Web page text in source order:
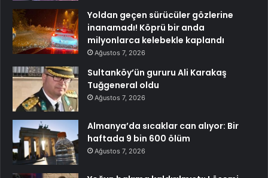
Yoldan geçen sürücüler gözlerine
inanamadı! Köprü bir anda
milyonlarca kelebekle kaplandı
Ağustos 7, 2026
Sultanköy’ün gururu Ali Karakaş
Tuğgeneral oldu
Ağustos 7, 2026
Almanya’da sıcaklar can alıyor: Bir
haftada 9 bin 600 ölüm
Ağustos 7, 2026